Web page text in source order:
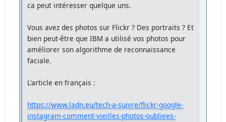
ca peut intéresser quelque uns.
Vous avez des photos sur Flickr ? Des portraits ? Et
bien peut-être que IBM a utilisé vos photos pour
améliorer son algorithme de reconnaissance
faciale.
L'article en français :
https://www.ladn.eu/tech-a-suivre/flickr-google-
instagram-comment-vieilles-photos-oubliees-